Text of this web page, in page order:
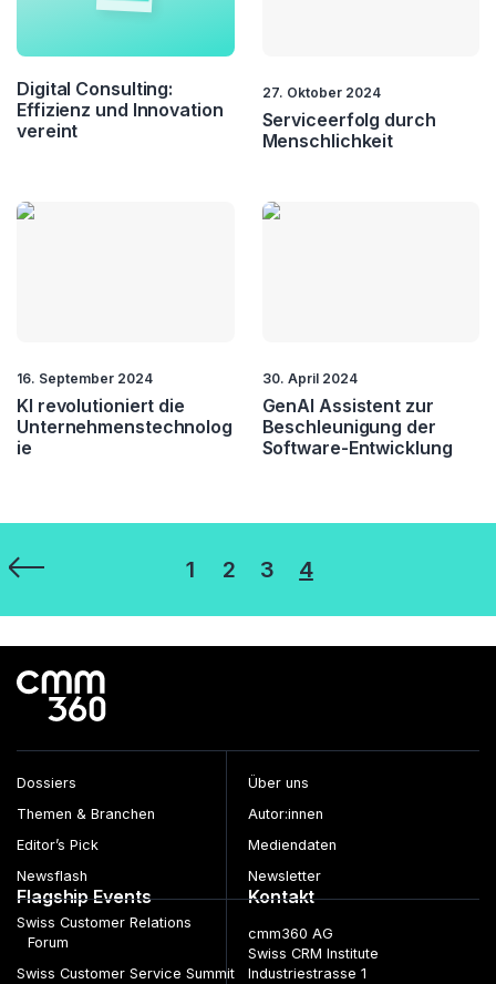
Collaboration
ERP
Sprachtechnologie Stimmbiometrie
UCC
Digital Consulting:
Effizienz und Innovation
vereint
27. Oktober 2024
Serviceerfolg durch
Menschlichkeit
16. September 2024
KI revolutioniert die
Unternehmenstechnolog
ie
30. April 2024
GenAI Assistent zur
Beschleunigung der
Software-Entwicklung
Seitennummerierung
der
Beiträge
1 2 3 4
Dossiers
Themen & Branchen
Editor’s Pick
Newsflash
Über uns
Autor:innen
Mediendaten
Newsletter
Flagship Events
Swiss Customer Relations
Forum
Swiss Customer Service Summit
Kontakt
cmm360 AG
Swiss CRM Institute
Industriestrasse 1